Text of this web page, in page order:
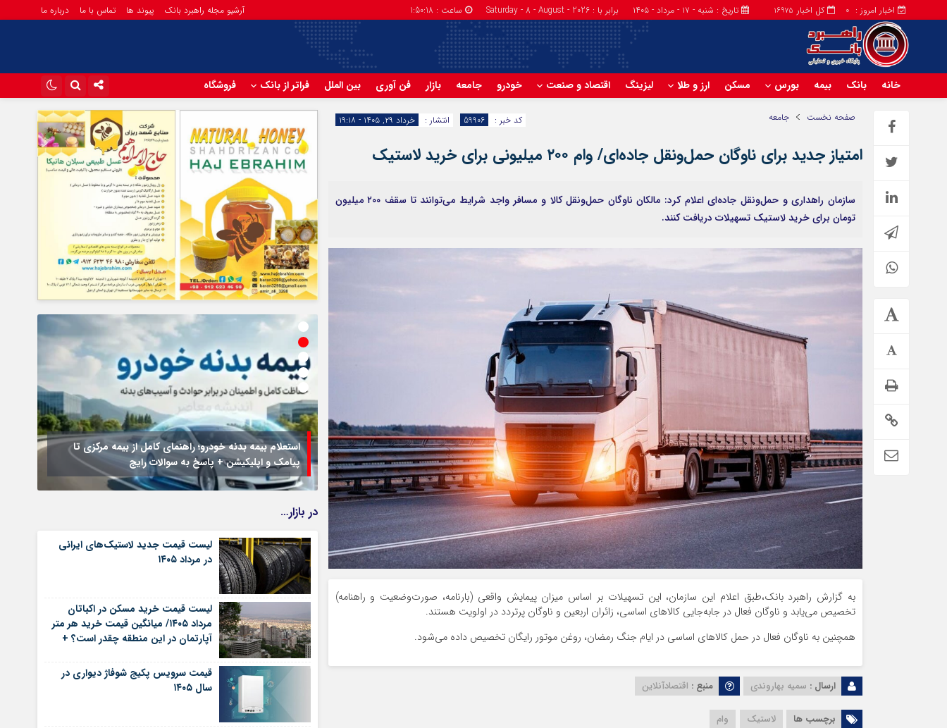
کل اخبار 16975 اخبار امروز : 0 تاریخ : شنبه - ۱۷ - مرداد - ۱۴۰۵ برابر با : Saturday - 8 - August - 2026 ساعت : 1:50:19 آرشیو مجله راهبرد بانک پیوند ها تماس با ما درباره ما
خانه بانک بیمه بورس مسکن ارز و طلا لیزینگ اقتصاد و صنعت خودرو جامعه بازار فن آوری بین الملل فراتر از بانک فروشگاه
اینستاگرام
تلگرام
آپارات
صفحه نخست جامعه انتشار : خرداد ۲۹, ۱۴۰۵ - ۱۹:۱۸ کد خبر : 59906
امتیاز جدید برای ناوگان حمل‌ونقل جاده‌ای/ وام ۲۰۰ میلیونی برای خرید لاستیک
سازمان راهداری و حمل‌ونقل جاده‌ای اعلام کرد: مالکان ناوگان حمل‌ونقل کالا و مسافر واجد شرایط می‌توانند تا سقف ۲۰۰ میلیون
تومان برای خرید لاستیک تسهیلات دریافت کنند.
به گزارش راهبرد بانک،طبق اعلام این سازمان، این تسهیلات بر اساس میزان پیمایش واقعی (بارنامه، صورت‌وضعیت و راهنامه)
تخصیص می‌یابد و ناوگان فعال در جابه‌جایی کالاهای اساسی، زائران اربعین و ناوگان پرتردد در اولویت هستند.
همچنین به ناوگان فعال در حمل کالاهای اساسی در ایام جنگ رمضان، روغن موتور رایگان تخصیص داده می‌شود.
ارسال : سمیه بهاروندی منبع : اقتصادآنلاین
برچسب ها لاستیک وام
تمدید خودکار بیمه سلامت دهک‌های اقتصادی ۱ تا ۵ تهران
وام فوری بی دردسر بدون ضامن قرض الحسنه | شرایط
دریافت تسهیلات سریع و کم‌بهره | جزئیات ثبت درخواست
وام آسان
استعلام بیمه بدنه خودرو؛ راهنمای کامل از بیمه مرکزی تا
پیامک و اپلیکیشن + پاسخ به سوالات رایج
در بازار…
لیست قیمت جدید لاستیک‌های ایرانی
در مرداد ۱۴۰۵
لیست قیمت خرید مسکن در اکباتان
مرداد ۱۴۰۵/ میانگین قیمت خرید هر متر
آپارتمان در این منطقه چقدر است؟ +
قیمت سرویس پکیج شوفاژ دیواری در
سال ۱۴۰۵